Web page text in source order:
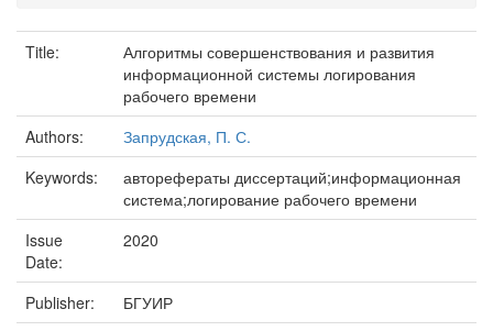
Title:
Алгоритмы совершенствования и развития
информационной системы логирования
рабочего времени
Authors:
Запрудская, П. С.
Keywords:
авторефераты диссертаций;информационная
система;логирование рабочего времени
Issue
Date:
2020
Publisher:
БГУИР